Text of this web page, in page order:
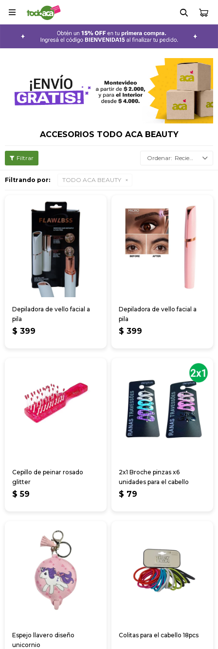

ACCESORIOS TODO ACA BEAUTY
Recientes
Filtrando por: TODO ACA BEAUTY
Depiladora de vello facial a
pila
$ 399
Depiladora de vello facial a
pila
$ 399
Cepillo de peinar rosado
glitter
$ 59
2x1 Broche pinzas x6
unidades para el cabello
$ 79
Espejo llavero diseño
unicornio
Colitas para el cabello 18pcs